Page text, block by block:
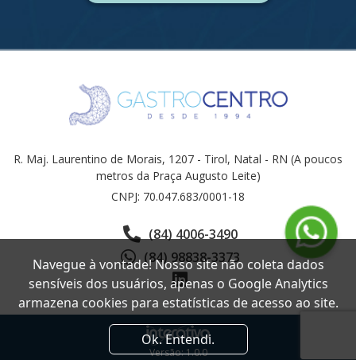
R. Maj. Laurentino de Morais, 1207 - Tirol, Natal - RN (A poucos
metros da Praça Augusto Leite)
CNPJ: 70.047.683/0001-18
(84) 4006-3490
(84) 98838-3373
Versão: 1.0.0
Navegue à vontade! Nosso site não coleta dados
sensíveis dos usuários, apenas o Google Analytics
armazena cookies para estatísticas de acesso ao site.
Ok. Entendi.